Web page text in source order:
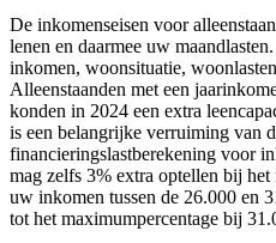
De inkomenseisen voor
lenen en daarmee uw
inkomen, woonsituatie,
Alleenstaanden met een
konden in 2024 een extra
is een belangrijke verruiming van
financieringslastberekening voor
mag zelfs 3% extra optellen bij het
uw inkomen tussen de 26.000 en
tot het maximumpercentage bij